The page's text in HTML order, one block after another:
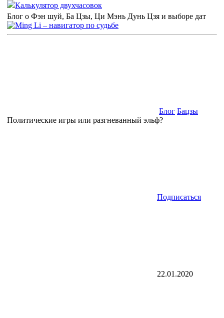
Калькулятор двухчасовок
Блог о Фэн шуй, Ба Цзы, Ци Мэнь Дунь Цзя и выборе дат
Блог Бацзы
Политические игры или разгневанный эльф?
Подписаться
22.01.2020